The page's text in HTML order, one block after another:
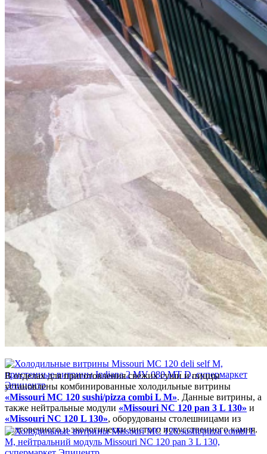
В отделах для приготовления свежих суши и пиццы
установлены комбинированные холодильные витрины
«Missouri MC 120 sushi/pizza combi L M». Данные витрины, а
также нейтральные модули «Missouri NC 120 pan 3 L 130» и
«Missouri NC 120 L 130», оборудованы столешницами из
долговечного и экологически чистого искусственного камня.